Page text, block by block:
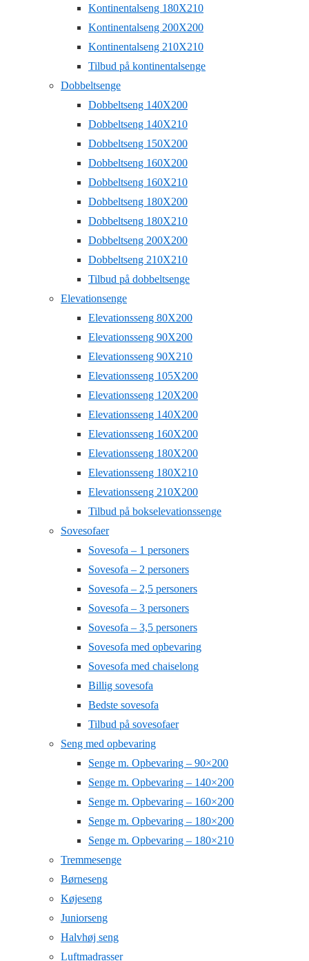
Kontinentalseng 180X210
Kontinentalseng 200X200
Kontinentalseng 210X210
Tilbud på kontinentalsenge
Dobbeltsenge
Dobbeltseng 140X200
Dobbeltseng 140X210
Dobbeltseng 150X200
Dobbeltseng 160X200
Dobbeltseng 160X210
Dobbeltseng 180X200
Dobbeltseng 180X210
Dobbeltseng 200X200
Dobbeltseng 210X210
Tilbud på dobbeltsenge
Elevationsenge
Elevationsseng 80X200
Elevationsseng 90X200
Elevationsseng 90X210
Elevationsseng 105X200
Elevationsseng 120X200
Elevationsseng 140X200
Elevationsseng 160X200
Elevationsseng 180X200
Elevationsseng 180X210
Elevationsseng 210X200
Tilbud på bokselevationssenge
Sovesofaer
Sovesofa – 1 personers
Sovesofa – 2 personers
Sovesofa – 2,5 personers
Sovesofa – 3 personers
Sovesofa – 3,5 personers
Sovesofa med opbevaring
Sovesofa med chaiselong
Billig sovesofa
Bedste sovesofa
Tilbud på sovesofaer
Seng med opbevaring
Senge m. Opbevaring – 90×200
Senge m. Opbevaring – 140×200
Senge m. Opbevaring – 160×200
Senge m. Opbevaring – 180×200
Senge m. Opbevaring – 180×210
Tremmesenge
Børneseng
Køjeseng
Juniorseng
Halvhøj seng
Luftmadrasser